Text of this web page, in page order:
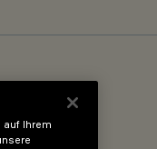
auf Ihrem